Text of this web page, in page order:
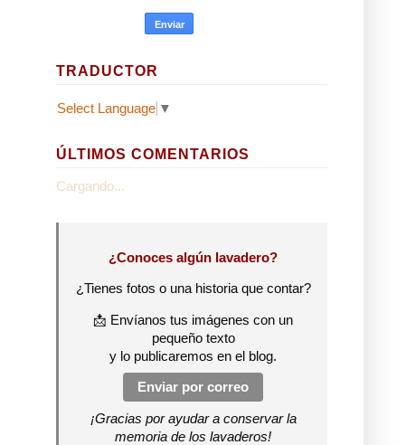
TRADUCTOR
Select Language ▼
ÚLTIMOS COMENTARIOS
Cargando...
¿Conoces algún lavadero?
¿Tienes fotos o una historia que contar?
📩 Envíanos tus imágenes con un
pequeño texto
y lo publicaremos en el blog.
Enviar por correo
¡Gracias por ayudar a conservar la
memoria de los lavaderos!